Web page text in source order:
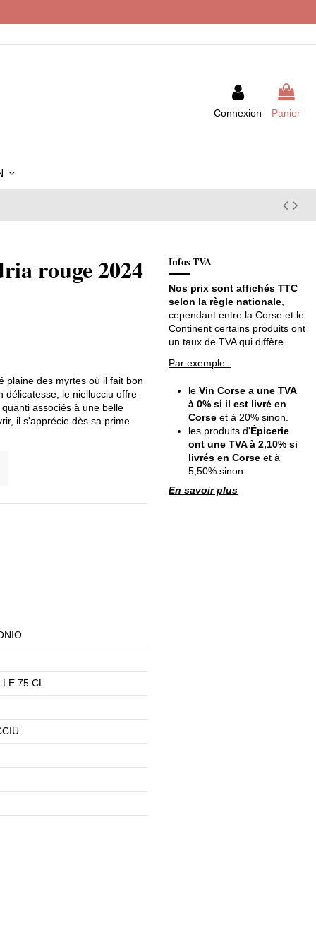
Connexion Panier
rouge 2024
plaine des myrtes où il fait bon
délicatesse, le niellucciu offre
associés à une belle
il s'apprécie dès sa prime
75 CL
Infos TVA
Nos prix sont affichés TTC
selon la règle nationale
cependant entre la Corse et le
Continent certains produits ont
un taux de TVA qui diffère.
Par exemple :
le Vin Corse a une TVA
à 0% si il est livré en
Corse et à 20% sinon.
les produits d'Épicerie
ont une TVA à 2,10% si
livrés en Corse et à
5,50% sinon.
En savoir plus